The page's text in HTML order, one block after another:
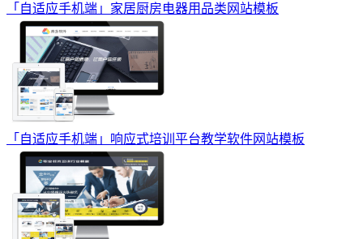
「自适应手机端」家居厨房电器用品类网站模板
「自适应手机端」响应式培训平台教学软件网站模板